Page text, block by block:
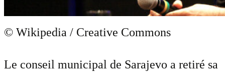
© Wikipedia / Creative Commons
Le conseil municipal de Sarajevo a retiré sa